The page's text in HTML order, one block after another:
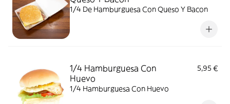
1/4 De Hamburguesa Con Queso Y Bacon
1/4 Hamburguesa Con
Huevo
5,95 €
1/4 Hamburguesa Con Huevo